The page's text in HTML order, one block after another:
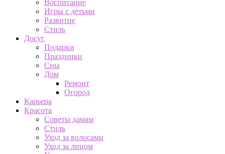
Воспитание
Игры с детьми
Развитие
Стиль
Досуг
Подарки
Праздники
Сны
Дом
Ремонт
Огород
Карьера
Красота
Советы дамам
Стиль
Уход за волосами
Уход за лицом